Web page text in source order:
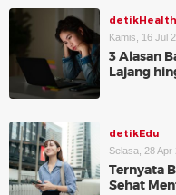
detikHealth
Kamis, 16 Jul
3 Alasan
Lajang
detikEdu
Selasa, 28 Apr
Ternyata
Sehat